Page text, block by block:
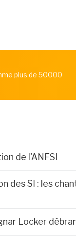
plus de 50000
de l'ANFSI
des SI : les
Locker